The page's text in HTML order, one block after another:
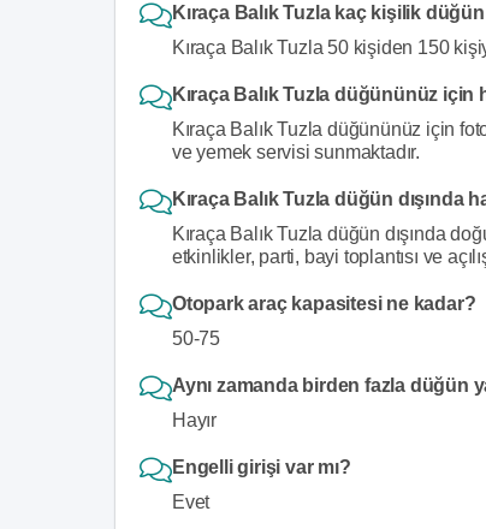
Kıraça Balık Tuzla kaç kişilik
Kıraça Balık Tuzla 50 kişiden 150
Kıraça Balık Tuzla düğününüz
Kıraça Balık Tuzla düğününüz için
ve yemek servisi sunmaktadır.
Kıraça Balık Tuzla düğün
Kıraça Balık Tuzla düğün dışında
etkinlikler, parti, bayi toplantısı ve
Otopark araç kapasitesi ne kadar?
50-75
Aynı zamanda birden fazla düğün
Hayır
Engelli girişi var mı?
Evet